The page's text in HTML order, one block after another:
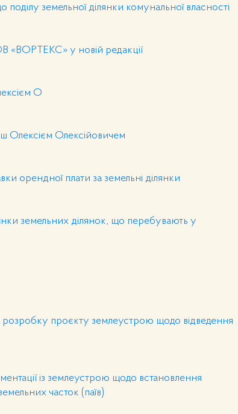
земельної ділянки комунальної власності
«ВОРТЕКС» у новій редакції
О
Олексієм Олексійовичем
орендної плати за земельні ділянки
земельних ділянок, що перебувають у
проєкту землеустрою щодо відведення
із землеустрою щодо встановлення
часток (паїв)